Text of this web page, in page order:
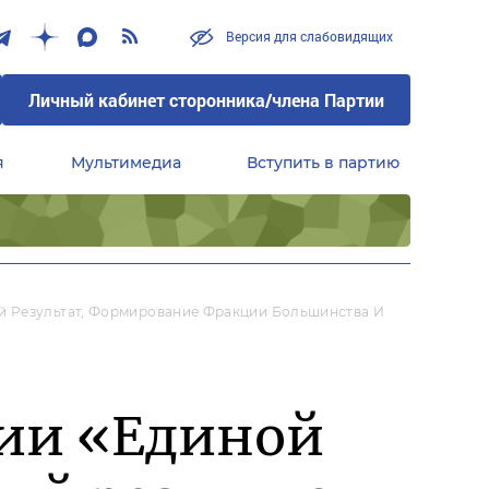
Версия для слабовидящих
Личный кабинет сторонника/члена Партии
Мультимедиа Вступить в партию
Формирование Фракции Большинства И
«Единой